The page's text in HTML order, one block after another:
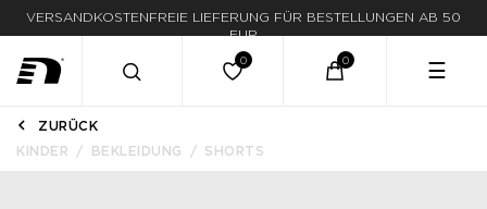
VERSANDKOSTENFREIE LIEFERUNG FÜR BESTELLUNGEN AB 50
EUR
LIEFERUNG IN 1-3 WERKTAGEN
☰
ZURÜCK
KINDER
BEKLEIDUNG SHORTS